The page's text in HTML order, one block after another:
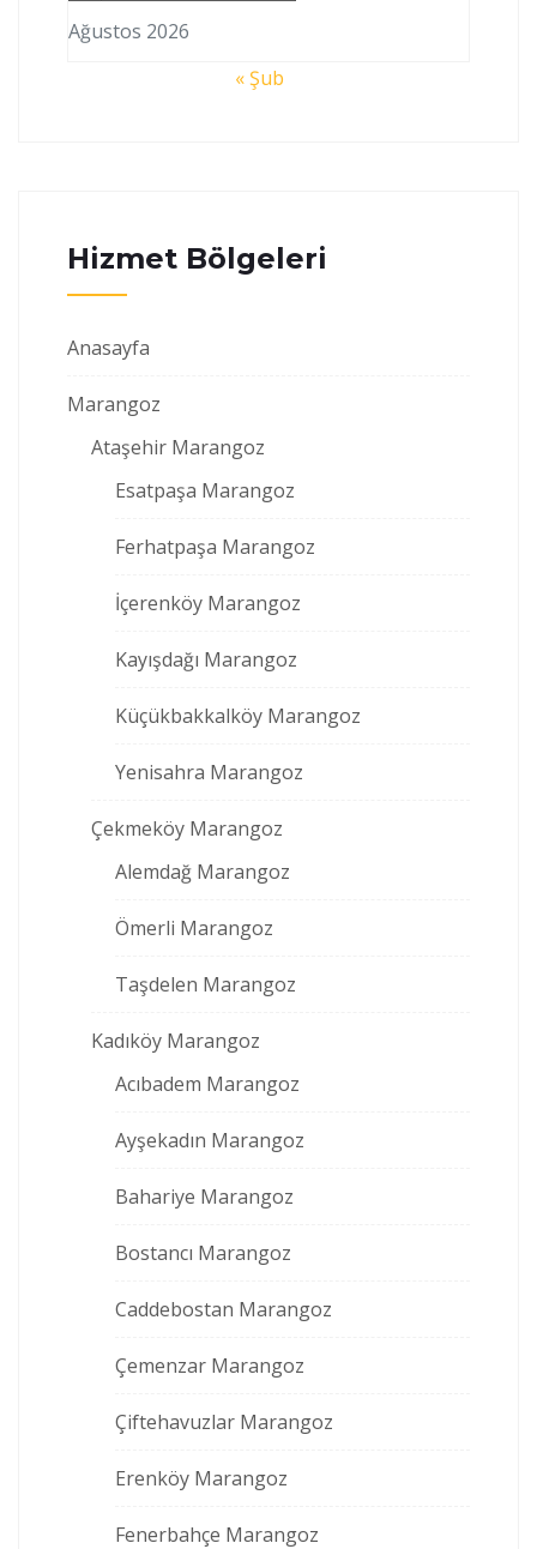
Ağustos 2026
« Şub
Hizmet Bölgeleri
Anasayfa
Marangoz
Ataşehir Marangoz
Esatpaşa Marangoz
Ferhatpaşa Marangoz
İçerenköy Marangoz
Kayışdağı Marangoz
Küçükbakkalköy Marangoz
Yenisahra Marangoz
Çekmeköy Marangoz
Alemdağ Marangoz
Ömerli Marangoz
Taşdelen Marangoz
Kadıköy Marangoz
Acıbadem Marangoz
Ayşekadın Marangoz
Bahariye Marangoz
Bostancı Marangoz
Caddebostan Marangoz
Çemenzar Marangoz
Çiftehavuzlar Marangoz
Erenköy Marangoz
Fenerbahçe Marangoz